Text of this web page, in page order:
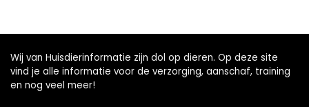
Wij van Huisdierinformatie zijn dol op dieren. Op deze site
vind je alle informatie voor de verzorging, aanschaf, training
en nog veel meer!